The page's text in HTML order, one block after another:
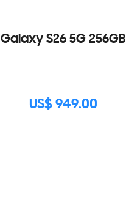
Galaxy S26 5G 256GB
US$ 949.00